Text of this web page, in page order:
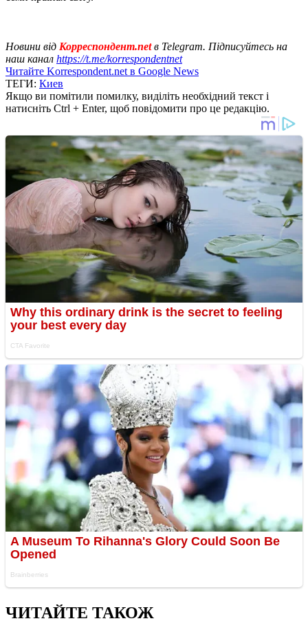
Новини від Корреспондент.netв Telegram. Підписуйтесь на
наш канал https://t.me/korrespondentnet
Читайте Korrespondent.net в Google News
ТЕГИ: Киев
Якщо ви помітили помилку, виділіть необхідний текст і
натисніть Ctrl + Enter, щоб повідомити про це редакцію.
ЧИТАЙТЕ ТАКОЖ